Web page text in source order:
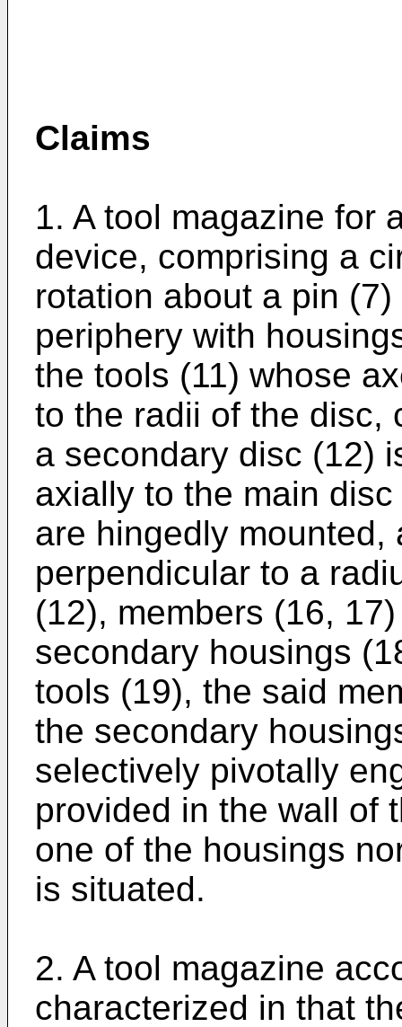
Claims
1. A tool magazine for
device, comprising a
rotation about a pin
periphery with
the tools (11) whose
to the radii of the disc,
a secondary disc (12)
axially to the main
are hingedly mounted,
perpendicular to a
(12), members (16,
secondary housings
tools (19), the said
the secondary
selectively pivotally
provided in the wall of
one of the housings
is situated.
2. A tool magazine
characterized in that